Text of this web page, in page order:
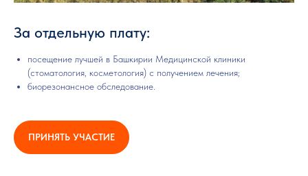
За отдельную плату:
посещение лучшей в Башкирии Медицинской клиники
(стоматология, косметология) с получением лечения;
биорезонансное обследование.
ПРИНЯТЬ УЧАСТИЕ